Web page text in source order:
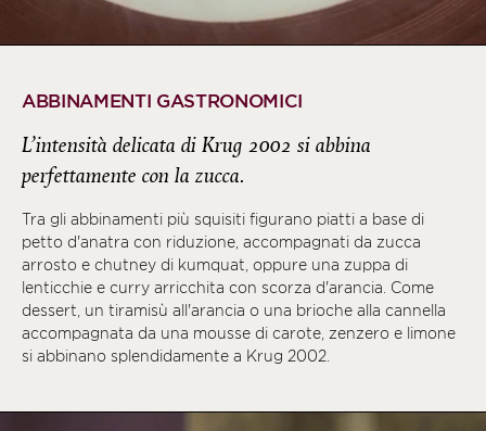
ABBINAMENTI GASTRONOMICI
L’intensità delicata di Krug 2002 si abbina
perfettamente con la zucca.
Tra gli abbinamenti più squisiti figurano piatti a base di
petto d'anatra con riduzione, accompagnati da zucca
arrosto e chutney di kumquat, oppure una zuppa di
lenticchie e curry arricchita con scorza d'arancia. Come
dessert, un tiramisù all'arancia o una brioche alla cannella
accompagnata da una mousse di carote, zenzero e limone
si abbinano splendidamente a Krug 2002.